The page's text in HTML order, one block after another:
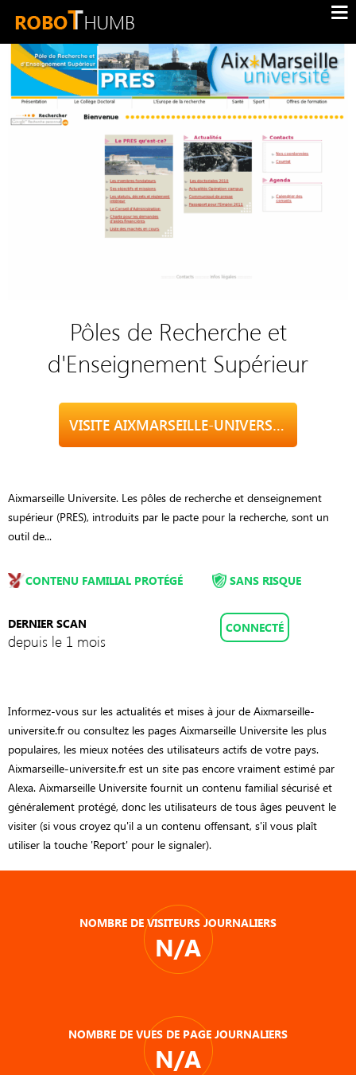
Pôles de Recherche et
d'Enseignement Supérieur
VISITE AIXMARSEILLE-UNIVERSITE.FR
Aixmarseille Universite. Les pôles de recherche et denseignement
supérieur (PRES), introduits par le pacte pour la recherche, sont un
outil de...
CONTENU FAMILIAL PROTÉGÉ
DERNIER SCAN
depuis le 1 mois
SANS RISQUE
CONNECTÉ
Informez-vous sur les actualités et mises à jour de Aixmarseille-
universite.fr ou consultez les pages Aixmarseille Universite les plus
populaires, les mieux notées des utilisateurs actifs de votre pays.
Aixmarseille-universite.fr est un site pas encore vraiment estimé par
Alexa. Aixmarseille Universite fournit un contenu familial sécurisé et
généralement protégé, donc les utilisateurs de tous âges peuvent le
visiter (si vous croyez qu'il a un contenu offensant, s'il vous plaît
utiliser la touche 'Report' pour le signaler).
NOMBRE DE VISITEURS JOURNALIERS
N/A
NOMBRE DE VUES DE PAGE JOURNALIERS
N/A